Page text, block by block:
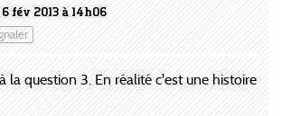
fév 2013 à 14h06
la question 3. En réalité c'est une histoire